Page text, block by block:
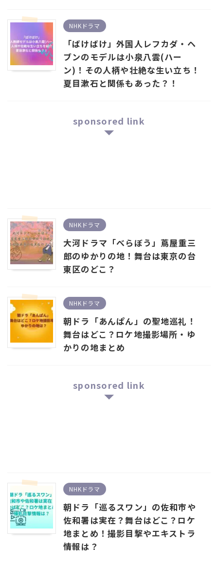
NHKドラマ
「ばけばけ」外国人レフカダ・ヘ
ブンのモデルは小泉八雲(ハー
ン)！その人柄や壮絶な生い立ち！
夏目漱石と関係もあった？！
sponsored link
NHKドラマ
大河ドラマ「べらぼう」蔦屋重三
郎のゆかりの地！舞台は東京の台
東区のどこ？
NHKドラマ
朝ドラ「あんぱん」の聖地巡礼！
舞台はどこ？ロケ地撮影場所・ゆ
かりの地まとめ
sponsored link
NHKドラマ
朝ドラ「巡るスワン」の佐和市や
佐和署は実在？舞台はどこ？ロケ
地まとめ！撮影目撃やエキストラ
情報は？